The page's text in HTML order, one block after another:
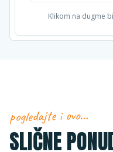
Klikom na dugme
pogledajte i ovo…
SLIČNE